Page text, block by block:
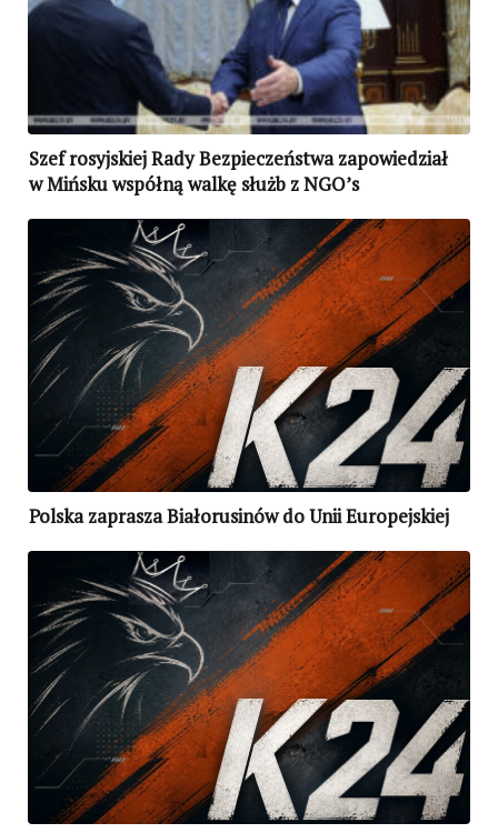
Szef rosyjskiej Rady Bezpieczeństwa zapowiedział
w Mińsku współną walkę służb z NGO’s
Polska zaprasza Białorusinów do Unii Europejskiej